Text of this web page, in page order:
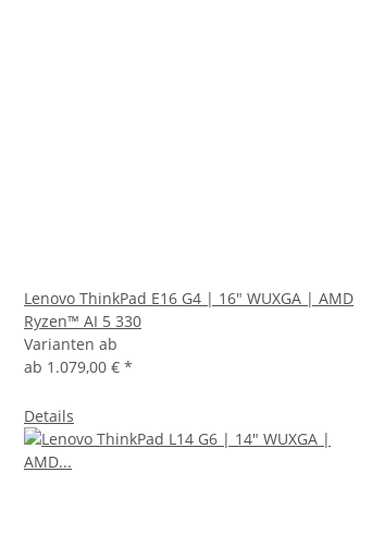
Lenovo ThinkPad E16 G4 | 16" WUXGA | AMD
Ryzen™ AI 5 330
Varianten ab
ab 1.079,00 € *
Details